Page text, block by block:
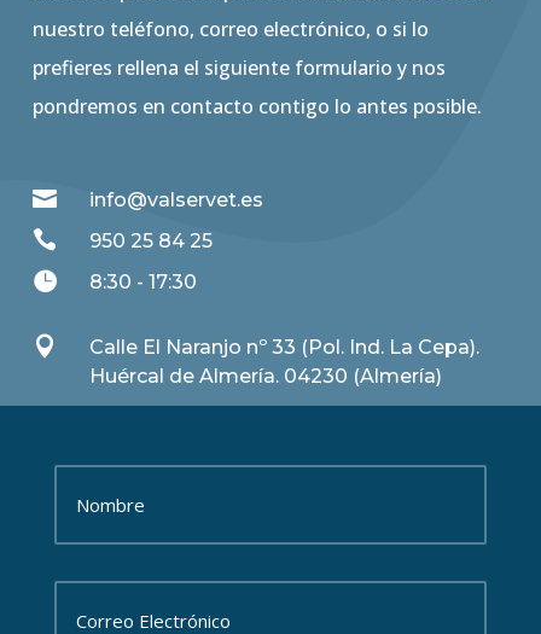
nuestro teléfono, correo electrónico, o si lo
prefieres rellena el siguiente formulario y nos
pondremos en contacto contigo lo antes posible.
 info@valservet.es
 950 25 84 25
 8:30 - 17:30

Calle El Naranjo nº 33 (Pol. Ind. La Cepa).
Huércal de Almería. 04230 (Almería)